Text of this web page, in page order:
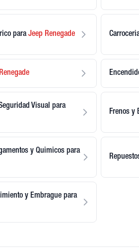
paraJeep Renegade
Renegade
Visual para
Frenos y
y Quimicos para
y Embrague para